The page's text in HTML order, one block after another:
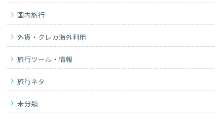
国内旅行
外貨・クレカ海外利用
旅行ツール・情報
旅行ネタ
未分類